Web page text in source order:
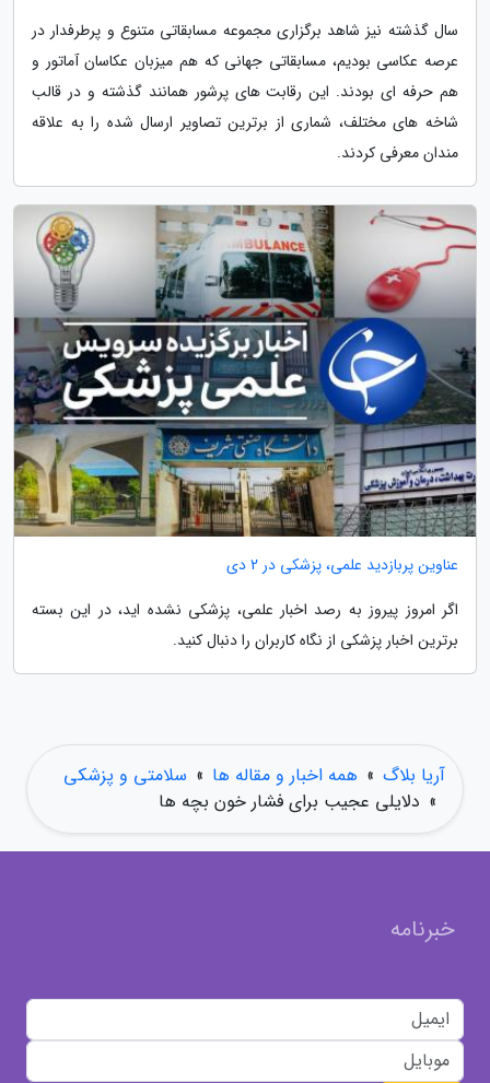
سال گذشته نیز شاهد برگزاری مجموعه مسابقاتی متنوع و پرطرفدار در
عرصه عکاسی بودیم، مسابقاتی جهانی که هم میزبان عکاسان آماتور و
هم حرفه ای بودند. این رقابت های پرشور همانند گذشته و در قالب
شاخه های مختلف، شماری از برترین تصاویر ارسال شده را به علاقه
مندان معرفی کردند.
عناوین پربازدید علمی، پزشکی در 2 دی
اگر امروز پیروز به رصد اخبار علمی، پزشکی نشده اید، در این بسته
برترین اخبار پزشکی از نگاه کاربران را دنبال کنید.
آریا بلاگ » همه اخبار و مقاله ها » سلامتی و پزشکی
» دلایلی عجیب برای فشار خون بچه ها
خبرنامه